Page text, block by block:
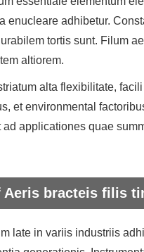
enucleare adhibetur.
tortis sunt. Filum
altiorem.
alta flexibilitate,
et environmental
applicationes quae
Aeris bracteis filis
late in variis industriis